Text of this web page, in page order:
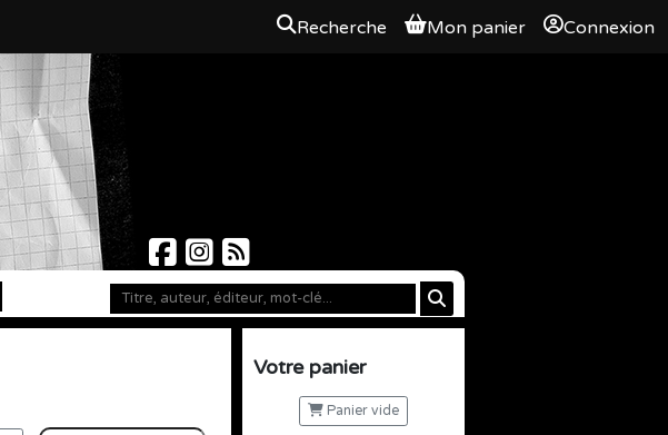
Recherche Mon panier Connexion
Votre panier
Panier vide